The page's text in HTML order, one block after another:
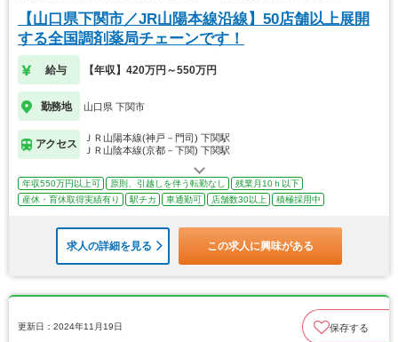
【山口県下関市／JR山陽本線沿線】50店舗以上展開
する全国調剤薬局チェーンです！
給与 【年収】420万円～550万円
勤務地 山口県 下関市
アクセス
ＪＲ山陽本線(神戸－門司) 下関駅
ＪＲ山陰本線(京都－下関) 下関駅
年収550万円以上可 原則、引越しを伴う転勤なし
残業月10ｈ以下
産休・育休取得実績有り
駅チカ 車通勤可 店舗数30以上 積極採用中
求人の詳細を見る この求人に興味がある
更新日：2024年11月19日 保存する